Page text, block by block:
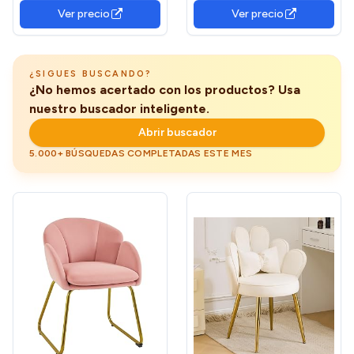
Reposabrazos, Carga Máx.
de120 kg, Patas de Metal,
para Comedor, Cocina,
Ver precio
75 x 85.5 cm MAX
Capacidad 136 KG Verde
Ver precio
¿SIGUES BUSCANDO?
¿No hemos acertado con los productos? Usa
nuestro buscador inteligente.
Abrir buscador
5.000+ BÚSQUEDAS COMPLETADAS ESTE MES